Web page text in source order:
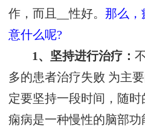
作，而且__性好。 那么，
意什么呢?
1、坚持进行治疗：
多的患者治疗失败 为主
定要坚持一段时间，随
痫病是一种慢性的脑部